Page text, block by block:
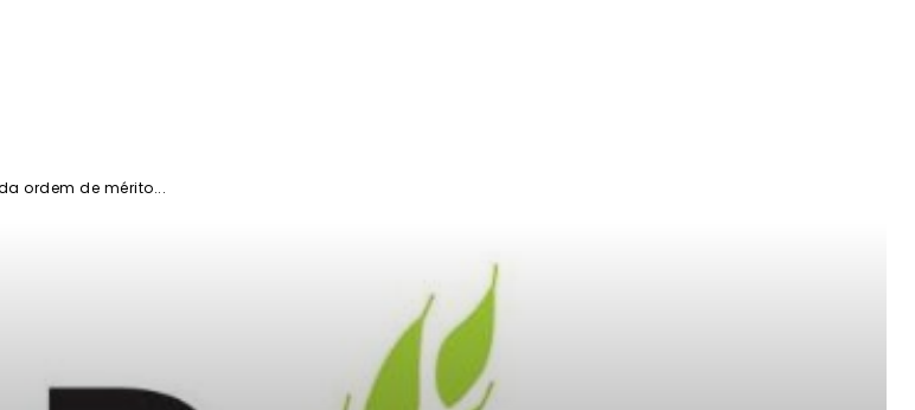
ordem de mérito...